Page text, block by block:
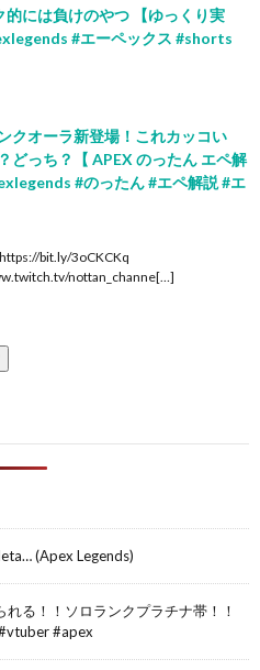
的には負けのやつ 【ゆっくり実
#エーペックス #shorts
クオーラ新登場！これカッコい
どっち？【 APEX のったん エペ解
#のったん #エペ解説 #エ
bit.ly/3oCKCKq
nottan_channe[…]
(Apex Legends)
れる！！ソロランクプラチナ帯！！
#apex